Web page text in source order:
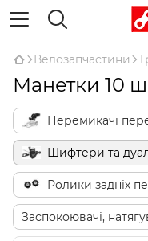
Велозапчастини
Манетки 10
Перемикачі
Шифтери та
Ролики задніх
Заспокоювачі,